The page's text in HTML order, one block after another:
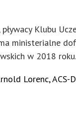
Klubu
ministerialne
w 2018 roku.
Lorenc, ACS-